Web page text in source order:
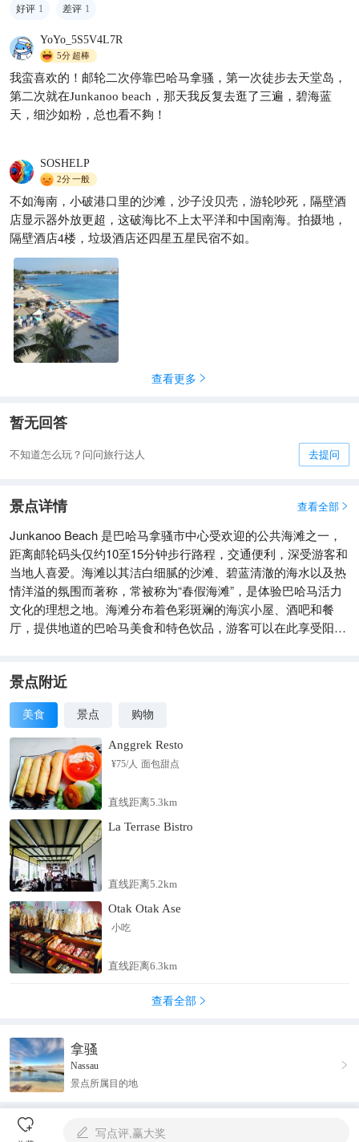
巴哈马 - 拿骚6天5晚旅行攻略
携程旅行定制师吴志媛Wendy
 812
好评 1 差评 1
YoYo_5S5V4L7R
5分超棒
我蛮喜欢的！邮轮二次停靠巴哈马拿骚，第一次徒步去天堂岛，
第二次就在Junkanoo beach，那天我反复去逛了三遍，碧海蓝
天，细沙如粉，总也看不夠！
SOSHELP
2分一般
不如海南，小破港口里的沙滩，沙子没贝壳，游轮吵死，隔壁酒
店显示器外放更超，这破海比不上太平洋和中国南海。拍摄地，
隔壁酒店4楼，垃圾酒店还四星五星民宿不如。
查看更多 
暂无回答
不知道怎么玩？问问旅行达人 去提问
景点详情 查看全部 
Junkanoo Beach 是巴哈马拿骚市中心受欢迎的公共海滩之一，
距离邮轮码头仅约10至15分钟步行路程，交通便利，深受游客和
当地人喜爱。海滩以其洁白细腻的沙滩、碧蓝清澈的海水以及热
情洋溢的氛围而著称，常被称为“春假海滩”，是体验巴哈马活力
文化的理想之地。海滩分布着色彩斑斓的海滨小屋、酒吧和餐
厅，提供地道的巴哈马美食和特色饮品，游客可以在此享受阳
持当地经济。无论是想要放松身心，还是感受当地的热情氛围，
这里都是不可错过的目的地。
景点附近
美食 景点 购物
Anggrek Resto
¥75/人 面包甜点
直线距离5.3km
La Terrase Bistro
直线距离5.2km
Otak Otak Ase
小吃
直线距离6.3km
查看全部 
拿骚
Nassau
景点所属目的地

  写点评,赢大奖